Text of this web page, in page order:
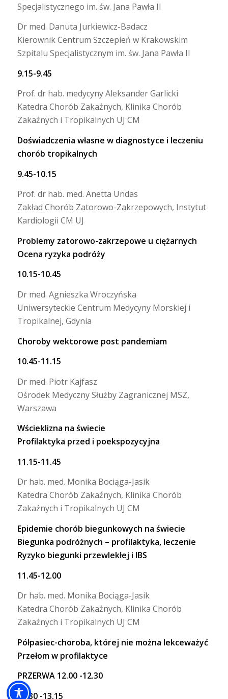
Specjalistycznego im. św. Jana Pawła II
Dr med. Danuta Jurkiewicz-Badacz
Kierownik Centrum Szczepień w Krakowskim
Szpitalu Specjalistycznym im. św. Jana Pawła II
9.15-9.45
Prof. dr hab. medycyny Aleksander Garlicki
Katedra Chorób Zakaźnych, Klinika Chorób
Zakaźnych i Tropikalnych UJ CM
Doświadczenia własne w diagnostyce i leczeniu
chorób tropikalnych
9.45-10.15
Prof. dr hab. med. Anetta Undas
Zakład Chorób Zatorowo-Zakrzepowych, Instytut
Kardiologii CM UJ
Problemy zatorowo-zakrzepowe u ciężarnych
Ocena ryzyka podróży
10.15-10.45
Dr med. Agnieszka Wroczyńska
Uniwersyteckie Centrum Medycyny Morskiej i
Tropikalnej, Gdynia
Choroby wektorowe post pandemiam
10.45-11.15
Dr med. Piotr Kajfasz
Ośrodek Medyczny Służby Zagranicznej MSZ,
Warszawa
Wścieklizna na świecie
Profilaktyka przed i poekspozycyjna
11.15-11.45
Dr hab. med. Monika Bociąga-Jasik
Katedra Chorób Zakaźnych, Klinika Chorób
Zakaźnych i Tropikalnych UJ CM
Epidemie chorób biegunkowych na świecie
Biegunka podróżnych – profilaktyka, leczenie
Ryzyko biegunki przewlekłej i IBS
11.45-12.00
Dr hab. med. Monika Bociąga-Jasik
Katedra Chorób Zakaźnych, Klinika Chorób
Zakaźnych i Tropikalnych UJ CM
Półpasiec-choroba, której nie można lekceważyć
Przełom w profilaktyce
PRZERWA 12.00 -12.30
12.30 -13.15